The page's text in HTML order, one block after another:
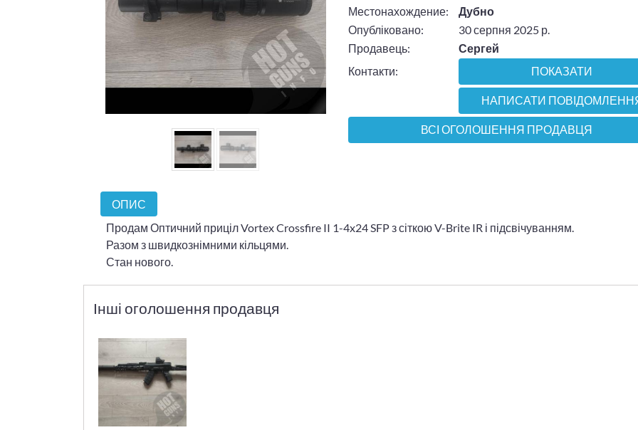
Местонахождение:
Дубно
Опубліковано:
30 серпня 2025 р.
Продавець:
Сергей
Контакти:
ПОКАЗАТИ
НАПИСАТИ
ВСІ ОГОЛОШЕННЯ ПРОДАВЦЯ
ОПИС
Продам Оптичний приціл Vortex Crossfire II 1-4x24 SFP з сіткою V-Brite IR і підсвічуванням.
Разом з швидкознімними кільцями.
Стан нового.
Інші оголошення продавця